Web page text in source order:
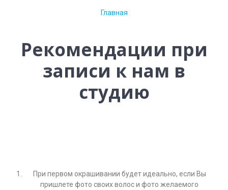
Главная
Рекомендации при
записи к нам в
студию
При первом окрашивании будет идеально, если Вы
пришлете фото своих волос и фото желаемого